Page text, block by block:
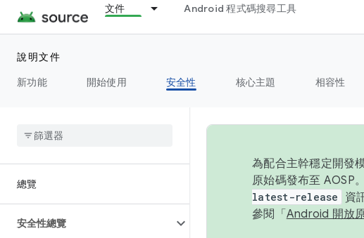
文件 Android 程式碼搜尋工具
說明文件
新功能
開始使用 安全性 核心主題 相容性
總覽
安全性總覽
為配合主幹穩定開發
原始碼發布至 AOSP
latest-release
資
參閱「 Android 開放